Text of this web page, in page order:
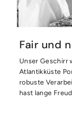
Fair und
Unser Geschirr
Atlantikküste
robuste
hast lange